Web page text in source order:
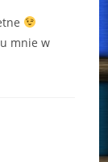
mnie w